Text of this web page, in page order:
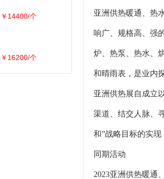
亚洲供热暖通、热
响广、规格高、强
炉、热泵、热水、
和晴雨表，是业内
亚洲供热展自成立
渠道、结交人脉、
和”战略目标的实现
同期活动
2023亚洲供热暖通
￥14400/个
￥16200/个